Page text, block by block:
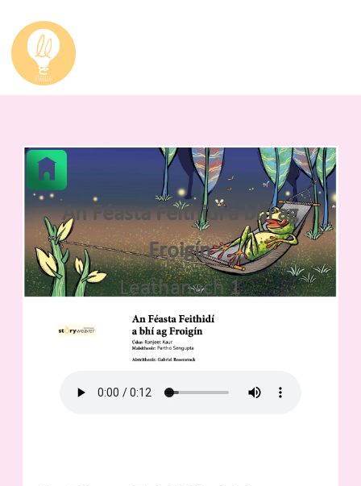
An Féasta Feithidí a bhí ag
Froigín
Leathanach 1